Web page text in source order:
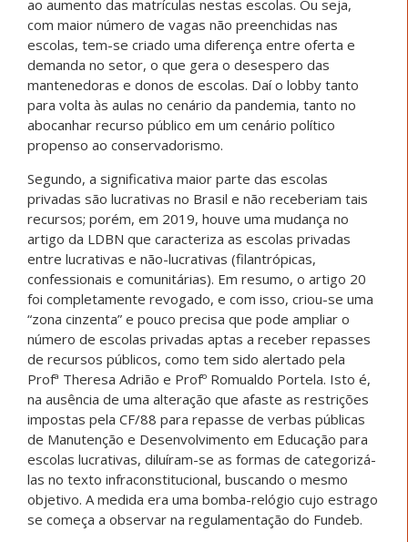
ao aumento das matrículas nestas escolas. Ou seja,
com maior número de vagas não preenchidas nas
escolas, tem-se criado uma diferença entre oferta e
demanda no setor, o que gera o desespero das
mantenedoras e donos de escolas. Daí o lobby tanto
para volta às aulas no cenário da pandemia, tanto no
abocanhar recurso público em um cenário político
propenso ao conservadorismo.
Segundo, a significativa maior parte das escolas
privadas são lucrativas no Brasil e não receberiam tais
recursos; porém, em 2019, houve uma mudança no
artigo da LDBN que caracteriza as escolas privadas
entre lucrativas e não-lucrativas (filantrópicas,
confessionais e comunitárias). Em resumo, o artigo 20
foi completamente revogado, e com isso, criou-se uma
“zona cinzenta” e pouco precisa que pode ampliar o
número de escolas privadas aptas a receber repasses
de recursos públicos, como tem sido alertado pela
Profª Theresa Adrião e Profº Romualdo Portela. Isto é,
na ausência de uma alteração que afaste as restrições
impostas pela CF/88 para repasse de verbas públicas
de Manutenção e Desenvolvimento em Educação para
escolas lucrativas, diluíram-se as formas de categorizá-
las no texto infraconstitucional, buscando o mesmo
objetivo. A medida era uma bomba-relógio cujo estrago
se começa a observar na regulamentação do Fundeb.